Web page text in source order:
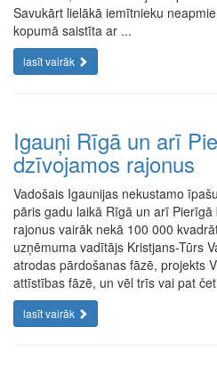
Savukārt lielākā iemītnieku
kopumā saistīta ar ...
lasīt vairāk
Igauņi Rīgā un arī
dzīvojamos rajonus
Vadošais Igaunijas nekustamo
pāris gadu laikā Rīgā un arī
rajonus vairāk nekā 100 000
uzņēmuma vadītājs Kristjans-Tūrs
atrodas pārdošanas fāzē, projekts
attīstības fāzē, un vēl trīs vai pat
lasīt vairāk